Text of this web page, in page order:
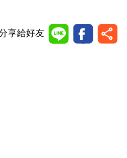
享給好友